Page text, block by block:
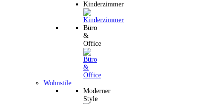
Kinderzimmer
Büro
&
Office
Wohnstile
Moderner
Style